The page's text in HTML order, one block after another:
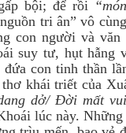
bội; để rồi
tri ân” vô
con người và văn
suy tư, hụt hẫng
con tinh thần
khái triết của
dở/ Đời mất
lúc này. Những